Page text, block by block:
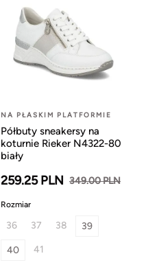
NA PŁASKIM PLATFORMIE
Półbuty sneakersy na
koturnie Rieker N4322-80
biały
259.25 PLN 349.00 PLN
Rozmiar
36 37 38 39
40 41